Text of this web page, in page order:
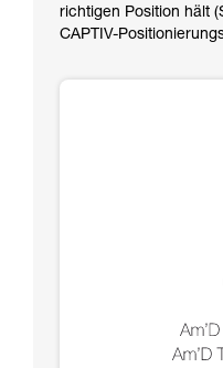
richtigen Position hält
CAPTIV-